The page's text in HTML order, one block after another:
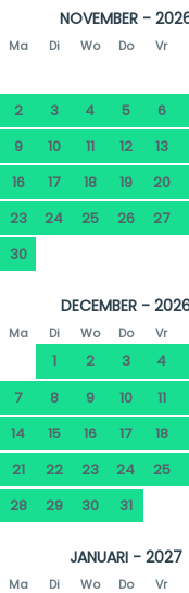
NOVEMBER -
Ma Di Wo Do Vr
2
3 4 5 6
9
10 11 12 13
16
17 18 19 20
23
24 25 26 27
30
DECEMBER -
Ma Di Wo Do Vr
1 2 3 4
7
8 9 10 11
14
15 16 17 18
21
22 23 24 25
28
29 30 31
JANUARI - 2027
Ma Di Wo Do Vr